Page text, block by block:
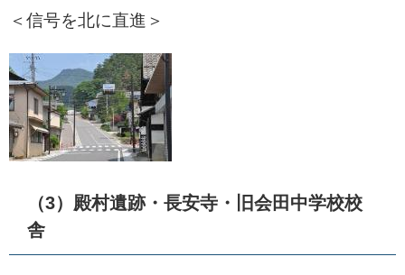
＜信号を北に直進＞
（3）殿村遺跡・長安寺・旧会田中学校校
舎